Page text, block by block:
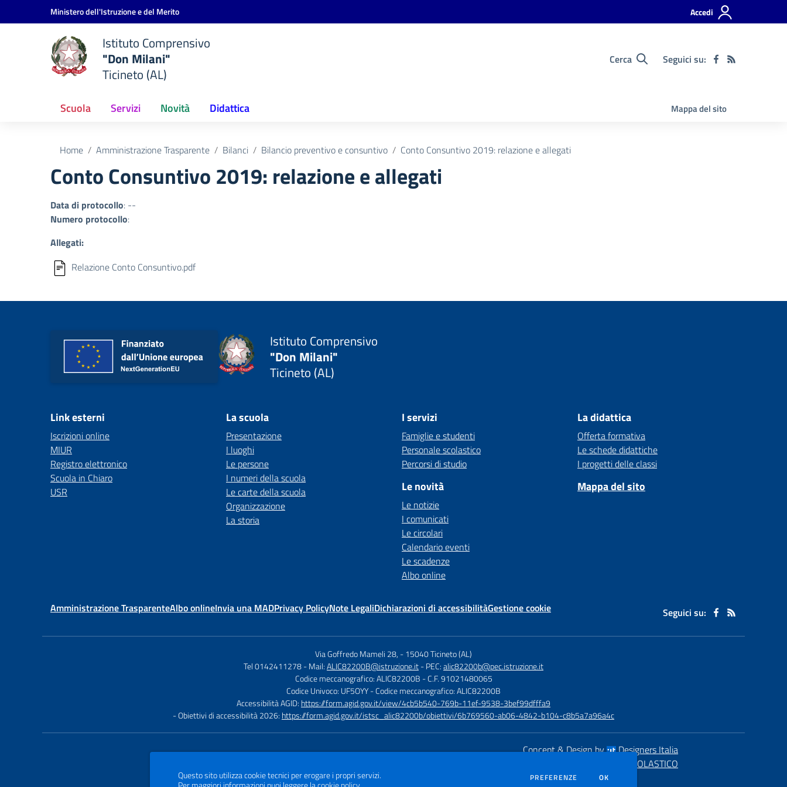
Vai ai contenuti
Vai al menu di navigazioneMinistero dell'Istruzione e del Merito Accedi
Istituto Comprensivo
"Don Milani"
Ticineto (AL)
Cerca Seguici su:
Scuola Servizi Novità Didattica Mappa del sito
Home Amministrazione Trasparente Bilanci Bilancio preventivo e consuntivo Conto Consuntivo 2019: relazione e allegati
Conto Consuntivo 2019: relazione e allegati
Data di protocollo: --
Numero protocollo:
Allegati:
Relazione Conto Consuntivo.pdf
Istituto Comprensivo
"Don Milani"
Ticineto (AL)
Link esterni
Iscrizioni online
MIUR
Registro elettronico
Scuola in Chiaro
USR
La scuola
Presentazione
I luoghi
Le persone
I numeri della scuola
Le carte della scuola
Organizzazione
La storia
I servizi
Famiglie e studenti
Personale scolastico
Percorsi di studio
Le novità
Le notizie
I comunicati
Le circolari
Calendario eventi
Le scadenze
Albo online
La didattica
Offerta formativa
Le schede didattiche
I progetti delle classi
Mappa del sito
Amministrazione TrasparenteAlbo onlineInvia una MADPrivacy PolicyNote LegaliDichiarazioni di accessibilitàGestione cookie Seguici su:
Via Goffredo Mameli 28, -15040 Ticineto (AL)
Tel 0142411278- Mail:ALIC82200B@istruzione.it- PEC:alic82200b@pec.istruzione.it
Codice meccanografico: ALIC82200B - C.F. 91021480065
Codice Univoco: UF5OYY- Codice meccanografico: ALIC82200B
Accessibilità AGID: https://form.agid.gov.it/view/4cb5b540-769b-11ef-9538-3bef99dfffa9
- Obiettivi di accessibilità 2026: https://form.agid.gov.it/istsc_alic82200b/obiettivi/6b769560-ab06-4842-b104-c8b5a7a96a4c
Concept & Design by
Designers Italia
SCUOLASTICO
Questo sito utilizza cookie tecnici per erogare i propri servizi. PREFERENZE DEI COOKIE
OK